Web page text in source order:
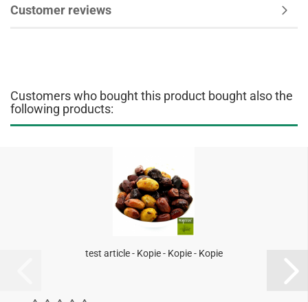
Customer reviews
Customers who bought this product bought also the
following products:
test article - Kopie - Kopie - Kopie